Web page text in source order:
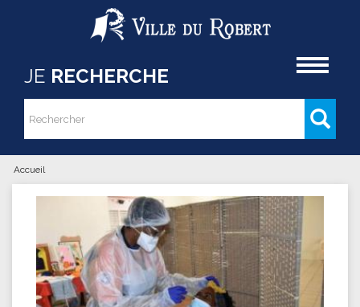
Aller au contenu principal
JE RECHERCHE
Formulaire de recherche
Rechercher
Vous êtes ici
Accueil